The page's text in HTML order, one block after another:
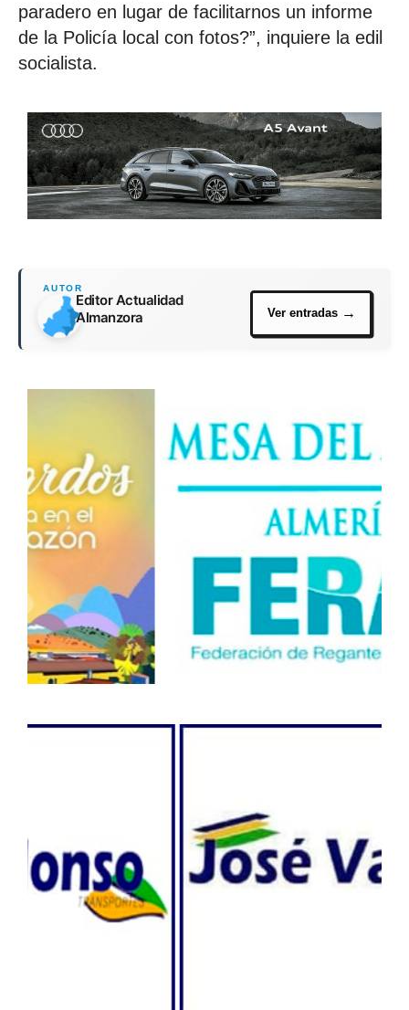
paradero en lugar de facilitarnos un informe
de la Policía local con fotos?”, inquiere la edil
socialista.
Editor Actualidad
Almanzora